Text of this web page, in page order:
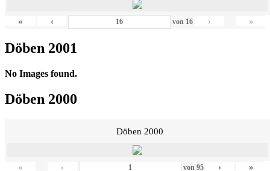
« ‹ von 16 › »
Döben 2001
No Images found.
Döben 2000
Döben 2000
« ‹ von 95 › »